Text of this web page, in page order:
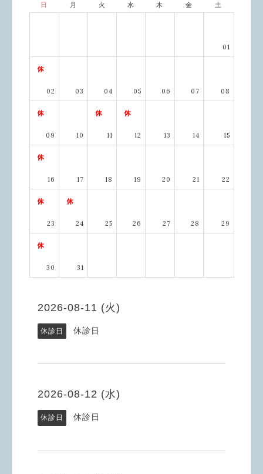
日 月 火 水 木 金 土
01
02 03 04 05 06 07 08
09 10 11 12 13 14 15
16 17 18 19 20 21 22
23 24 25 26 27 28 29
30 31
2026-08-11 (火)
休診日 休診日
2026-08-12 (水)
休診日 休診日